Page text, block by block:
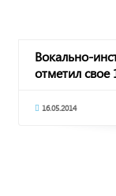
Вокально-
отметил свое
16.05.2014